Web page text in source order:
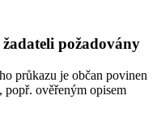
požadovány
průkazu je občan povinen
ověřeným opisem